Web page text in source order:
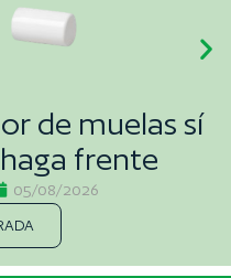
de muelas sí
frente
05/08/2026